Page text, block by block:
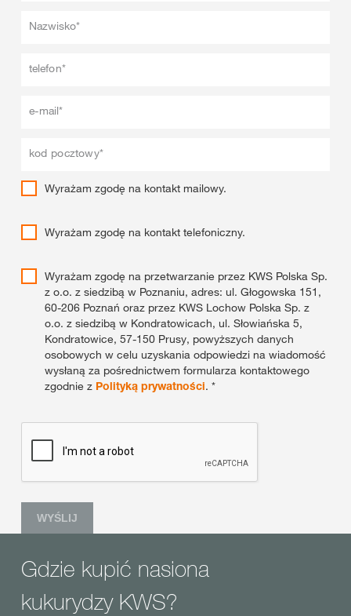
Nazwisko*
telefon*
e-mail*
kod pocztowy*
Wyrażam zgodę na kontakt mailowy.
Wyrażam zgodę na kontakt telefoniczny.
Wyrażam zgodę na przetwarzanie przez KWS Polska Sp.
z o.o. z siedzibą w Poznaniu, adres: ul. Głogowska 151,
60-206 Poznań oraz przez KWS Lochow Polska Sp. z
o.o. z siedzibą w Kondratowicach, ul. Słowiańska 5,
Kondratowice, 57-150 Prusy, powyższych danych
osobowych w celu uzyskania odpowiedzi na wiadomość
wysłaną za pośrednictwem formularza kontaktowego
zgodnie z Polityką prywatności. *
WYŚLIJ
Gdzie kupić nasiona
kukurydzy KWS?